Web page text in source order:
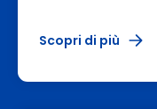
Scopri di più